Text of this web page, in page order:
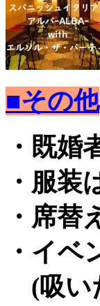
■その他
・既婚
・服
・席替
・イベ
(吸い